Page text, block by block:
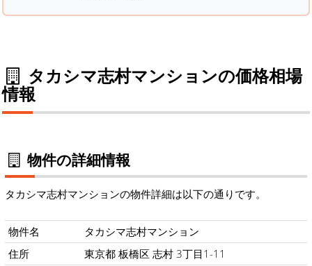
タカシマ志村マンションの価格相場
情報
物件の詳細情報
タカシマ志村マンションの物件詳細は以下の通りです。
物件名
タカシマ志村マンション
住所
東京都 板橋区 志村 3丁目1-11